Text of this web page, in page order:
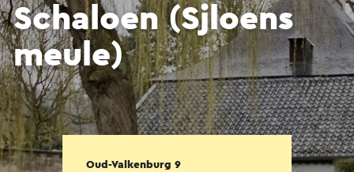
Schaloen (Sjloens
meule)
Oud-Valkenburg 9